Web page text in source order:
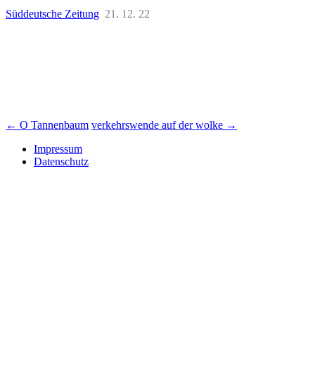
Süddeutsche Zeitung 21. 12. 22
Beitrags-
Navigation
← O Tannenbaum verkehrswende auf der wolke →
Impressum
Datenschutz